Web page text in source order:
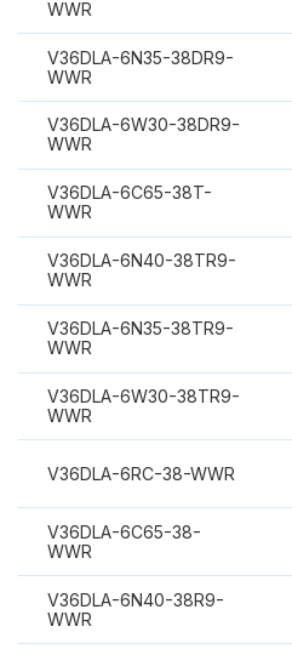
WWR
V36DLA-6N35-38DR9-
WWR
V36DLA-6W30-38DR9-
WWR
V36DLA-6C65-38T-
WWR
V36DLA-6N40-38TR9-
WWR
V36DLA-6N35-38TR9-
WWR
V36DLA-6W30-38TR9-
WWR
V36DLA-6RC-38-WWR
V36DLA-6C65-38-
WWR
V36DLA-6N40-38R9-
WWR